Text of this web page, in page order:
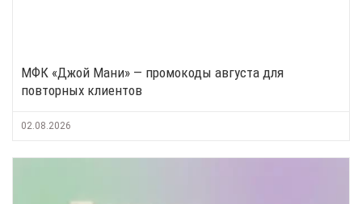
МФК «Джой Мани» — промокоды августа для
повторных клиентов
02.08.2026